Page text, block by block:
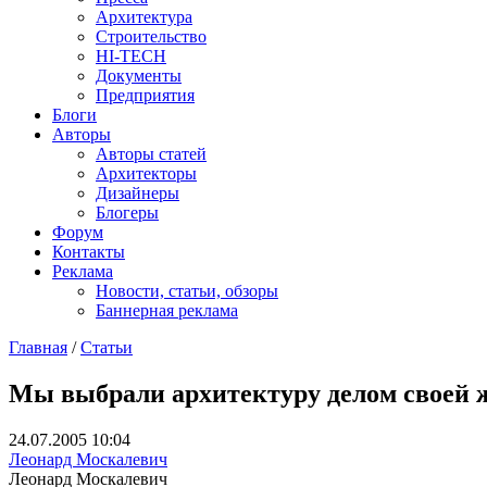
Архитектура
Строительство
HI-TECH
Документы
Предприятия
Блоги
Авторы
Авторы статей
Архитекторы
Дизайнеры
Блогеры
Форум
Контакты
Реклама
Новости, статьи, обзоры
Баннерная реклама
Главная / Статьи
Мы выбрали архитектуру делом своей
24.07.2005 10:04
Леонард Москалевич
Леонард Москалевич